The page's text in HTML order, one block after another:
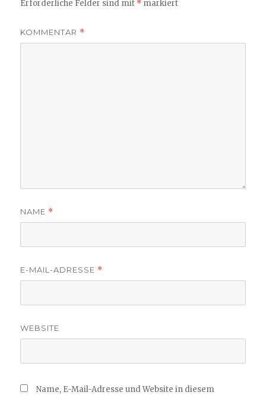
Erforderliche Felder sind mit * markiert
KOMMENTAR *
NAME *
E-MAIL-ADRESSE *
WEBSITE
Name, E-Mail-Adresse und Website in diesem